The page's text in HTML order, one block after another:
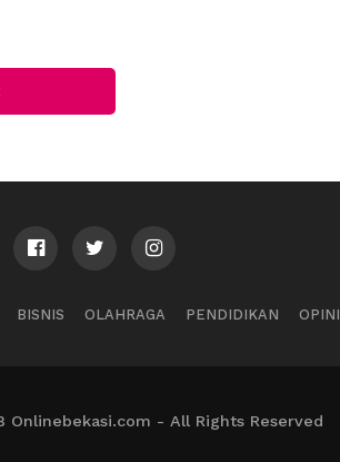
BISNIS OLAHRAGA PENDIDIKAN OPINI
Onlinebekasi.com - All Rights Reserved